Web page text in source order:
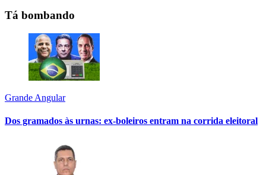
Tá bombando
Grande Angular
Dos gramados às urnas: ex-boleiros entram na corrida eleitoral